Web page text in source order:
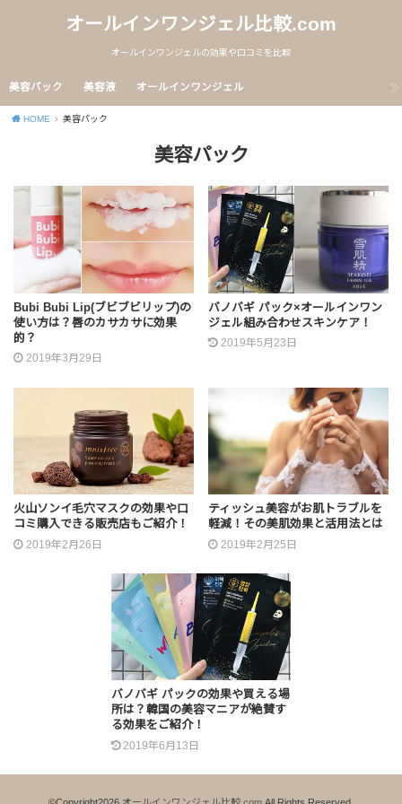
オールインワンジェル比較.com
オールインワンジェルの効果や口コミを比較
美容パック 美容液 オールインワンジェル
HOME 美容パック
美容パック
Bubi Bubi Lip(ブビブビリップ)の
使い方は？唇のカサカサに効果
的？
2019年3月29日
バノバギ パック×オールインワン
ジェル組み合わせスキンケア！
2019年5月23日
火山ソンイ毛穴マスクの効果や口
コミ購入できる販売店もご紹介！
2019年2月26日
ティッシュ美容がお肌トラブルを
軽減！その美肌効果と活用法とは
2019年2月25日
バノバギ パックの効果や買える場
所は？韓国の美容マニアが絶賛す
る効果をご紹介！
2019年6月13日